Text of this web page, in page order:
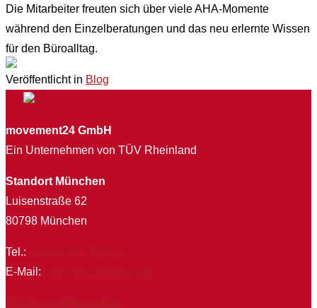
Die Mitarbeiter freuten sich über viele AHA-Momente
während den Einzelberatungen und das neu erlernte Wissen
für den Büroalltag.
Veröffentlicht in Blog
movement24 GmbH
Ein Unternehmen von TÜV Rheinland
Standort München
Luisenstraße 62
80798 München
Tel.:
E-Mail: